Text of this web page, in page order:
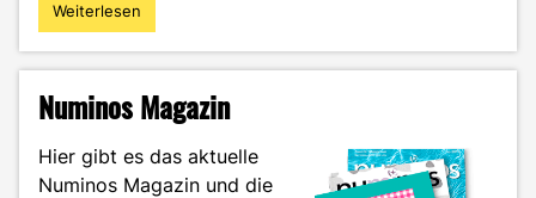
"Studieren
im
–
klappt’s!"
Weiterlesen
Numinos Magazin
Hier gibt es das aktuelle
Numinos Magazin und die